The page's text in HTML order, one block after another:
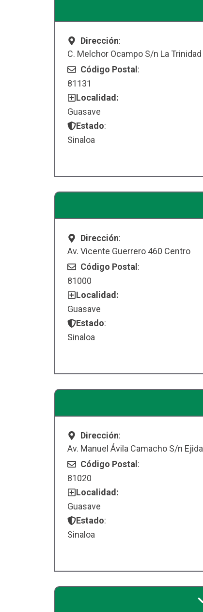
Dirección:
C. Melchor Ocampo S/n La Trinidad
Código Postal :
81131
Localidad:
Guasave
Estado:
Sinaloa
Dirección:
Av. Vicente Guerrero 460 Centro
Código Postal :
81000
Localidad:
Guasave
Estado:
Sinaloa
Dirección:
Av. Manuel Ávila Camacho S/n Ejidal
Código Postal :
81020
Localidad:
Guasave
Estado:
Sinaloa